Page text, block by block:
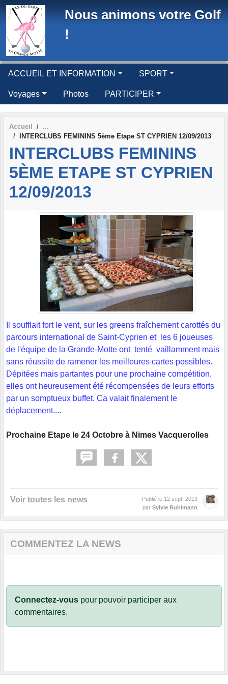
Nous animons votre Golf
!
ACCUEIL ET INFORMATION SPORT
Voyages Photos PARTICIPER
Accueil
INTERCLUBS FEMININS 5ème Etape ST CYPRIEN 12/09/2013
INTERCLUBS FEMININS
5ÈME ETAPE ST CYPRIEN
12/09/2013
Il soufflait fort le vent, sur les greens fraîchement carottés du
parcours international de Saint-Cyprien et les 6 joueuses
de l'équipe de la Grande-Motte ont tenté vaillamment mais
sans réussite de ramener les meilleures cartes possibles.
Dépitées mais partantes pour une prochaine compétition,
elles ont heureusement été récompensées de leurs efforts
par un somptueux buffet. Ca valait finalement le
déplacement....
Prochaine Etape le 24 Octobre à Nimes Vacquerolles
Voir toutes les news Publié le 12 sept. 2013
par Sylvie Ruhlmann
COMMENTEZ LA NEWS
Connectez-vous pour pouvoir participer aux
commentaires.
Panneau de gestion des cookies